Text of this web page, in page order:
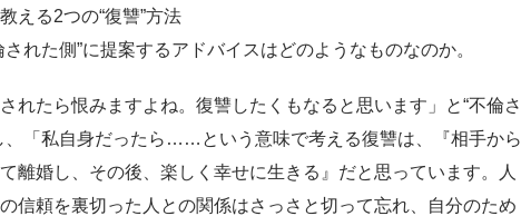
える2つの“復讐”方法
れた側”に提案するアドバイスはどのようなものなのか。
れたら恨みますよね。復讐したくもなると思います」と“不倫さ
、「私自身だったら……という意味で考える復讐は、『相手から
離婚し、その後、楽しく幸せに生きる』だと思っています。人
信頼を裏切った人との関係はさっさと切って忘れ、自分のため